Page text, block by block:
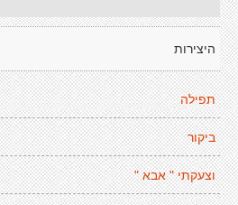
היצירות
תפילה
ביקור
וצעקתי " אבא "